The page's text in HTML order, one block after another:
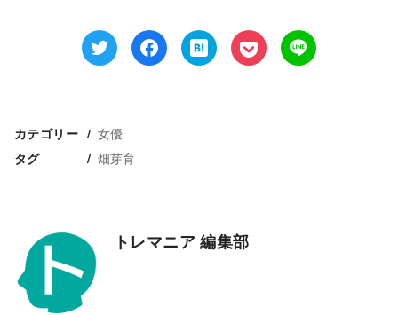
カテゴリー 女優
タグ 畑芽育
トレマニア 編集部